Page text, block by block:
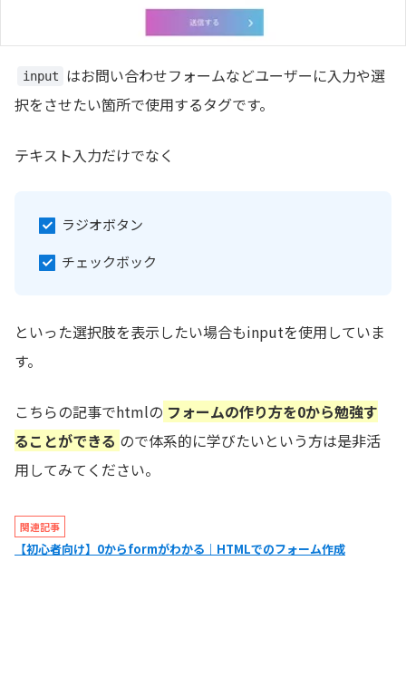
input
はお問い合わせフォームなどユーザーに入力や選
択をさせたい箇所で使用するタグです。
テキスト入力だけでなく
ラジオボタン
チェックボック
といった選択肢を表示したい場合もinputを使用していま
す。
こちらの記事でhtmlの フォームの作り方を0から勉強す
ることができる ので体系的に学びたいという方は是非活
用してみてください。
関連記事
【初心者向け】0からformがわかる｜HTMLでのフォーム作成